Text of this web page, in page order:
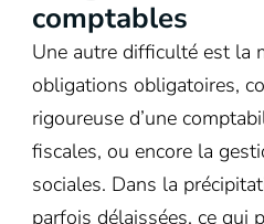
comptables
Une autre difficulté est la
obligations obligatoires,
rigoureuse d’une
fiscales, ou encore la
sociales. Dans la
parfois délaissées, ce qui